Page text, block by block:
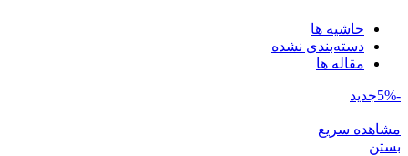
حاشیه ها
دسته‌بندی نشده
مقاله ها
-5% جدید
مشاهده سریع
بستن